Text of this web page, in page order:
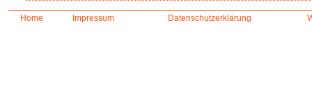
Home Impressum Datenschutzerklärung